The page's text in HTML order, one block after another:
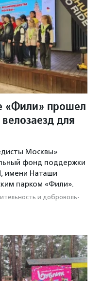
«Фили» прошел
для
Москвы»
фонд поддержки
имени Наташи
парком «Фили».
и доброволь­